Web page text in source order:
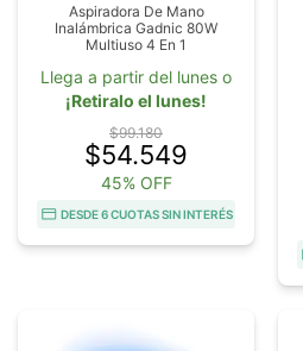
Aspiradora De Mano
Inalámbrica Gadnic 80W
Multiuso 4 En 1
Llega a partir del lunes o
¡Retiralo el lunes!
$99.180
$54.549
45% OFF
DESDE 6 CUOTAS SIN INTERÉS